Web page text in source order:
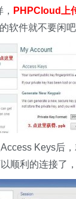
PHPCloud上
软件就不要闲
Keys后
顺利的连接了